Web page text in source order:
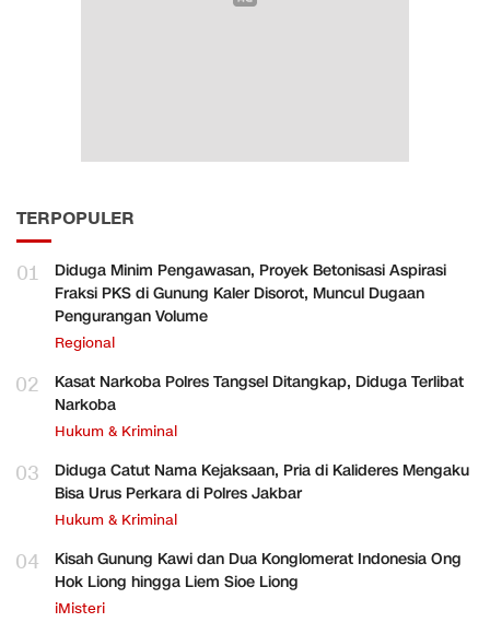
TERPOPULER
01
Diduga Minim Pengawasan, Proyek Betonisasi Aspirasi
Fraksi PKS di Gunung Kaler Disorot, Muncul Dugaan
Pengurangan Volume
Regional
02
Kasat Narkoba Polres Tangsel Ditangkap, Diduga Terlibat
Narkoba
Hukum & Kriminal
03
Diduga Catut Nama Kejaksaan, Pria di Kalideres Mengaku
Bisa Urus Perkara di Polres Jakbar
Hukum & Kriminal
04
Kisah Gunung Kawi dan Dua Konglomerat Indonesia Ong
Hok Liong hingga Liem Sioe Liong
iMisteri